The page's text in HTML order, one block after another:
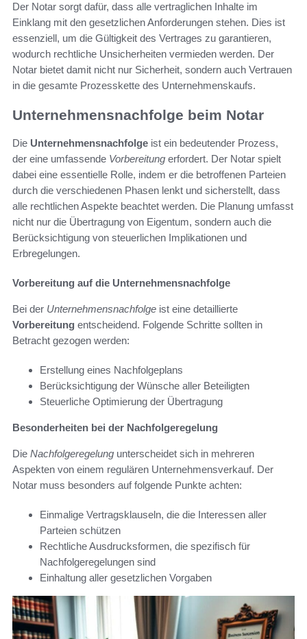
Der Notar sorgt dafür, dass alle vertraglichen Inhalte im
Einklang mit den gesetzlichen Anforderungen stehen. Dies ist
essenziell, um die Gültigkeit des Vertrages zu garantieren,
wodurch rechtliche Unsicherheiten vermieden werden. Der
Notar bietet damit nicht nur Sicherheit, sondern auch Vertrauen
in die gesamte Prozesskette des Unternehmenskaufs.
Unternehmensnachfolge beim Notar
Die Unternehmensnachfolge ist ein bedeutender Prozess,
der eine umfassende Vorbereitung erfordert. Der Notar spielt
dabei eine essentielle Rolle, indem er die betroffenen Parteien
durch die verschiedenen Phasen lenkt und sicherstellt, dass
alle rechtlichen Aspekte beachtet werden. Die Planung umfasst
nicht nur die Übertragung von Eigentum, sondern auch die
Berücksichtigung von steuerlichen Implikationen und
Erbregelungen.
Vorbereitung auf die Unternehmensnachfolge
Bei der Unternehmensnachfolge ist eine detaillierte
Vorbereitung entscheidend. Folgende Schritte sollten in
Betracht gezogen werden:
Erstellung eines Nachfolgeplans
Berücksichtigung der Wünsche aller Beteiligten
Steuerliche Optimierung der Übertragung
Besonderheiten bei der Nachfolgeregelung
Die Nachfolgeregelung unterscheidet sich in mehreren
Aspekten von einem regulären Unternehmensverkauf. Der
Notar muss besonders auf folgende Punkte achten:
Einmalige Vertragsklauseln, die die Interessen aller
Parteien schützen
Rechtliche Ausdrucksformen, die spezifisch für
Nachfolgeregelungen sind
Einhaltung aller gesetzlichen Vorgaben